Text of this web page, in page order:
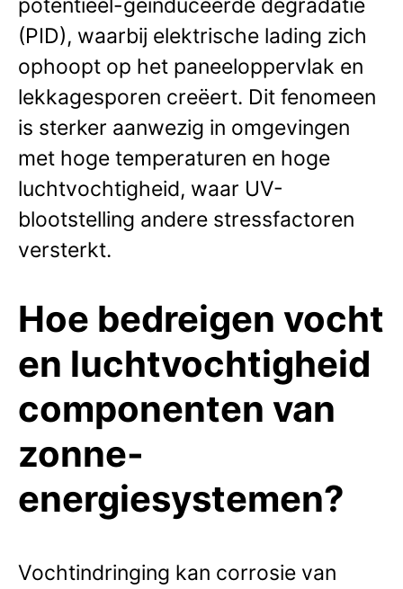
potentieel-geïnduceerde degradatie
(PID), waarbij elektrische lading zich
ophoopt op het paneeloppervlak en
lekkagesporen creëert. Dit fenomeen
is sterker aanwezig in omgevingen
met hoge temperaturen en hoge
luchtvochtigheid, waar UV-
blootstelling andere stressfactoren
versterkt.
Hoe bedreigen vocht
en luchtvochtigheid
componenten van
zonne-
energiesystemen?
Vochtindringing kan corrosie van